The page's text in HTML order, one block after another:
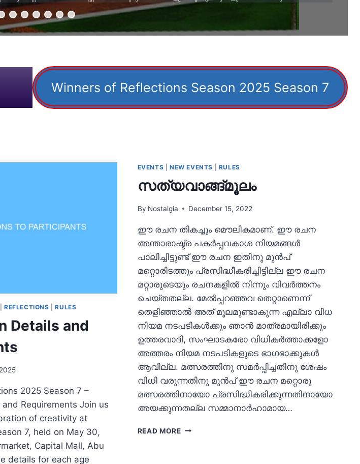
Winners of Reflections Season 2025 Season 7
|REFLECTIONS |RULES
Details and
2025 Season 7 –
Requirements Join us
of creativity at
7, held on May 30,
Capital Mall, Abu
details for each age
EVENTS |NEW EVENTS RULES
സത്യവാങ്ങ്മൂലം
By Nostalgia December 15, 2022
ഈ രചന തികച്ചും മൌലികമാണ്‌. ഈ രചന
അന്താരാഷ്ട്ര പകര്‍പ്പവകാശ നിയമങ്ങള്‍
പാലിച്ചിട്ടുണ്ട് ഈ രചന ഇതിനു മുന്‍പ്
മറ്റൊരിടത്തും പ്രസിദ്ധീകരിച്ചിട്ടില്ല ഈ രചന
മറ്റാരുടെയും രചനകളില്‍ നിന്നും വിവര്‍ത്തനം
ചെയ്തതല്ല. മേല്‍പ്പറഞ്ഞവ തെറ്റാണെന്ന്
തെളിഞ്ഞാല്‍ അത് മൂലമുണ്ടാകുന്ന എല്ലാ വിധ
നിയമ നടപടികള്‍ക്കും ഞാന്‍ മാത്രമായിരിക്കും
ഉത്തരവാദി, സംഘാടകരോ വിധികര്‍ത്താക്കളോ
അത്തരം നിയമ നടപടികളുടെ ഭാഗഭാക്കുകള്‍
ആവില്ല. മത്സരത്തിനു സമര്‍പ്പിച്ചതിനു ശേഷം
വിധി വരുന്നതിനു മുന്‍പ് ഈ രചന മറ്റൊരു
മത്സരത്തിനായോ പ്രസിദ്ധീകരിക്കുന്നതിനായോ
അയക്കുന്നതല്ല സമ്മാനാര്‍ഹാമായ…
READ MOREസത്യവാങ്ങ്മൂലം